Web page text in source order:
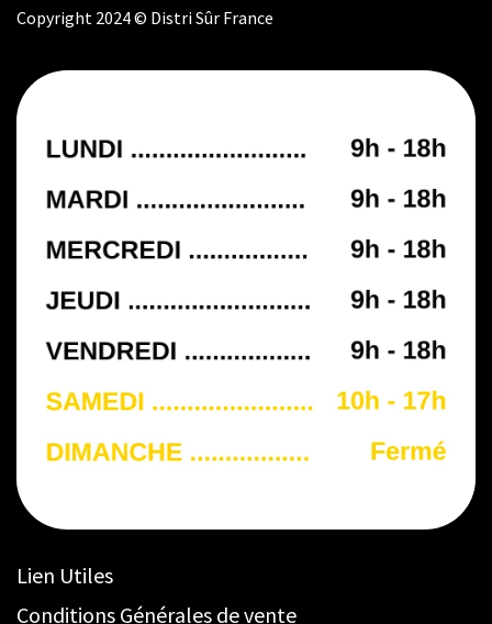
Copyright 2024 © Distri Sûr France
Lien Utiles
Conditions Générales de vente